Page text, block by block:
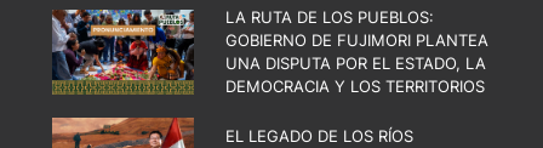
LA RUTA DE LOS PUEBLOS:
GOBIERNO DE FUJIMORI PLANTEA
UNA DISPUTA POR EL ESTADO, LA
DEMOCRACIA Y LOS TERRITORIOS
EL LEGADO DE LOS RÍOS